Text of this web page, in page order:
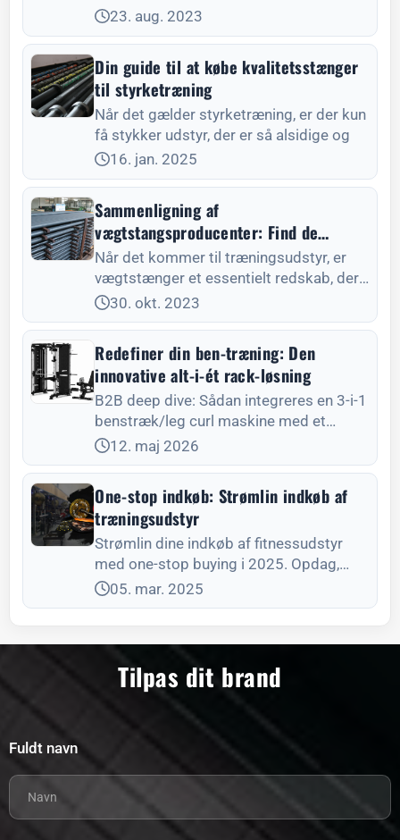
the importance of using a power rack
correctly. The power rack is the
23. aug. 2023
Din guide til at købe kvalitetsstænger
til styrketræning
Når det gælder styrketræning, er der kun
få stykker udstyr, der er så alsidige og
16. jan. 2025
Sammenligning af
vægtstangsproducenter: Find de
bedste i branchen
Når det kommer til træningsudstyr, er
vægtstænger et essentielt redskab, der
kan have stor betydning for din træning.
Valget af den rette vægtstang kræver en
30. okt. 2023
Redefiner din ben-træning: Den
innovative alt-i-ét rack-løsning
B2B deep dive: Sådan integreres en 3-i-1
benstræk/leg curl maskine med et
multifunktionelt rack. Maksimer pladsen,
øg dit ROI og optimer træningsflowet.
12. maj 2026
One-stop indkøb: Strømlin indkøb af
træningsudstyr
Strømlin dine indkøb af fitnessudstyr
med one-stop buying i 2025. Opdag,
hvordan det reducerer omkostningerne,
øger effektiviteten og forbedrer
05. mar. 2025
Tilpas dit brand
Fuldt navn